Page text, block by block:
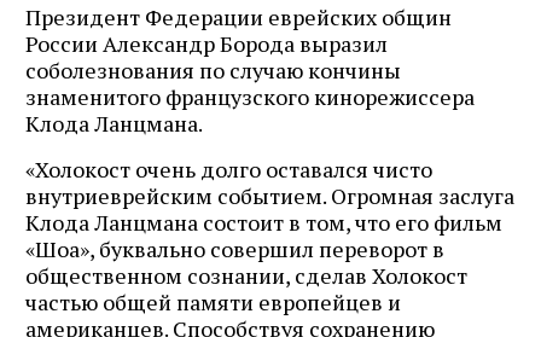
Президент Федерации еврейских общин
России Александр Борода выразил
соболезнования по случаю кончины
знаменитого французского кинорежиссера
Клода Ланцмана.
«Холокост очень долго оставался чисто
внутриеврейским событием. Огромная заслуга
Клода Ланцмана состоит в том, что его фильм
«Шоа», буквально совершил переворот в
общественном сознании, сделав Холокост
частью общей памяти европейцев и
американцев. Способствуя сохранению